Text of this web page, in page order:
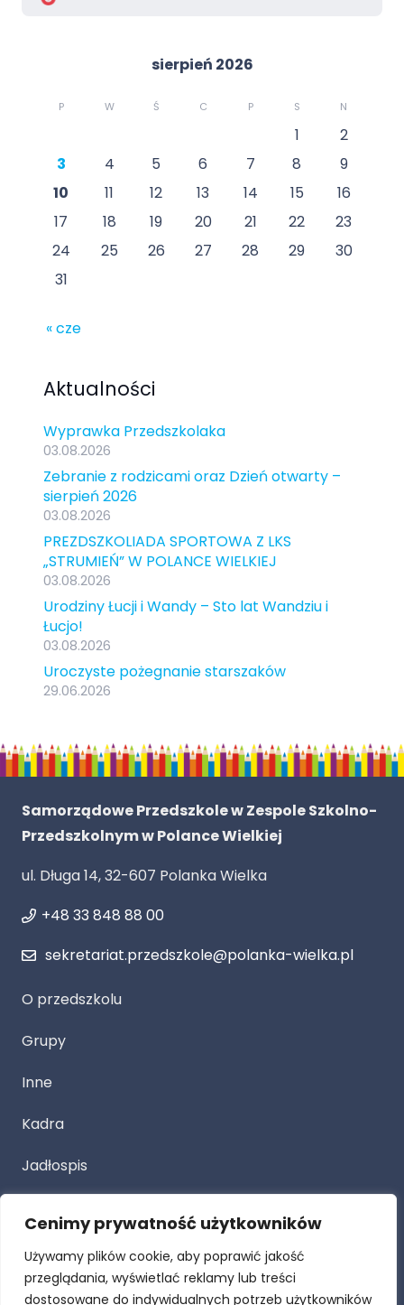
Cenimy prywatność użytkowników
Używamy plików cookie, aby poprawić jakość
przeglądania, wyświetlać reklamy lub treści
dostosowane do indywidualnych potrzeb użytkowników
sierpień 2026
P W Ś C P S N
1
2
3
4 5 6 7 8
9
10
11 12 13 14 15
16
17
18 19 20 21 22
23
24
25 26 27 28 29
30
31
« cze
Aktualności
Wyprawka Przedszkolaka
03.08.2026
Zebranie z rodzicami oraz Dzień otwarty –
sierpień 2026
03.08.2026
PREZDSZKOLIADA SPORTOWA Z LKS
„STRUMIEŃ” W POLANCE WIELKIEJ
03.08.2026
Urodziny Łucji i Wandy – Sto lat Wandziu i
Łucjo!
03.08.2026
Uroczyste pożegnanie starszaków
29.06.2026
Samorządowe Przedszkole w Zespole Szkolno-
Przedszkolnym w Polance Wielkiej
ul. Długa 14, 32-607 Polanka Wielka
+48 33 848 88 00
sekretariat.przedszkole@polanka-wielka.pl
O przedszkolu
Grupy
Inne
Kadra
Jadłospis
Przetarg
Dla Rodziców